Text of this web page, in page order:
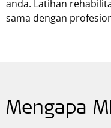
anda. Latihan
sama dengan
Mengapa